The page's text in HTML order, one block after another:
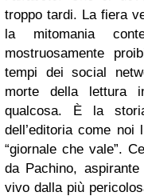
troppo tardi. La fiera
la mitomania
mostruosamente
tempi dei social
morte della lettura
qualcosa. È la
dell’editoria come
“giornale che vale”.
da Pachino,
vivo dalla più